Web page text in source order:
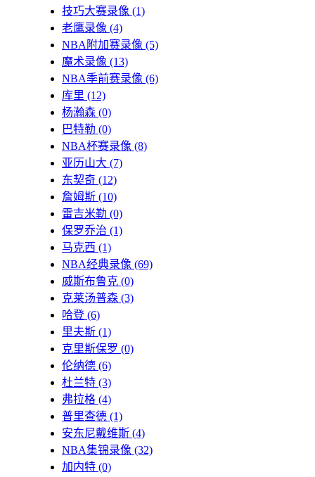
技巧大赛录像 (1)
老鹰录像 (4)
NBA附加赛录像 (5)
魔术录像 (13)
NBA季前赛录像 (6)
库里 (12)
杨瀚森 (0)
巴特勒 (0)
NBA杯赛录像 (8)
亚历山大 (7)
东契奇 (12)
詹姆斯 (10)
雷吉米勒 (0)
保罗乔治 (1)
马克西 (1)
NBA经典录像 (69)
威斯布鲁克 (0)
克莱汤普森 (3)
哈登 (6)
里夫斯 (1)
克里斯保罗 (0)
伦纳德 (6)
杜兰特 (3)
弗拉格 (4)
普里查德 (1)
安东尼戴维斯 (4)
NBA集锦录像 (32)
加内特 (0)